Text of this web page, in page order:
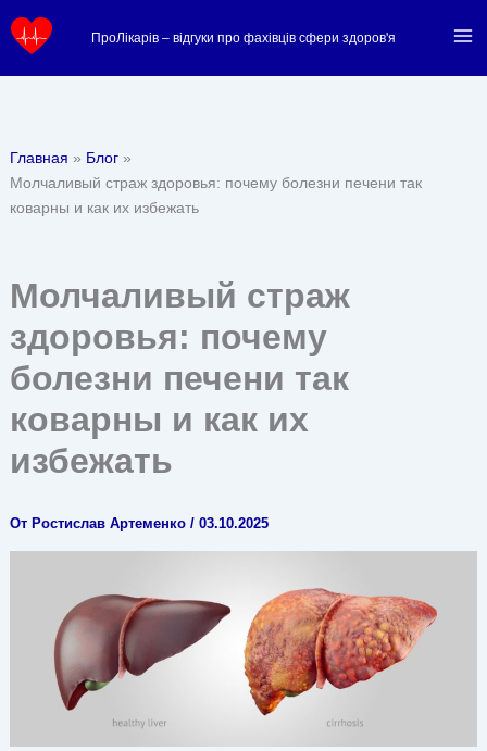
ПроЛікарів – відгуки про фахівців сфери здоров'я
Главная
Блог
Молчаливый страж здоровья: почему болезни печени так
коварны и как их избежать
Молчаливый страж
здоровья: почему
болезни печени так
коварны и как их
избежать
От Ростислав Артеменко / 03.10.2025